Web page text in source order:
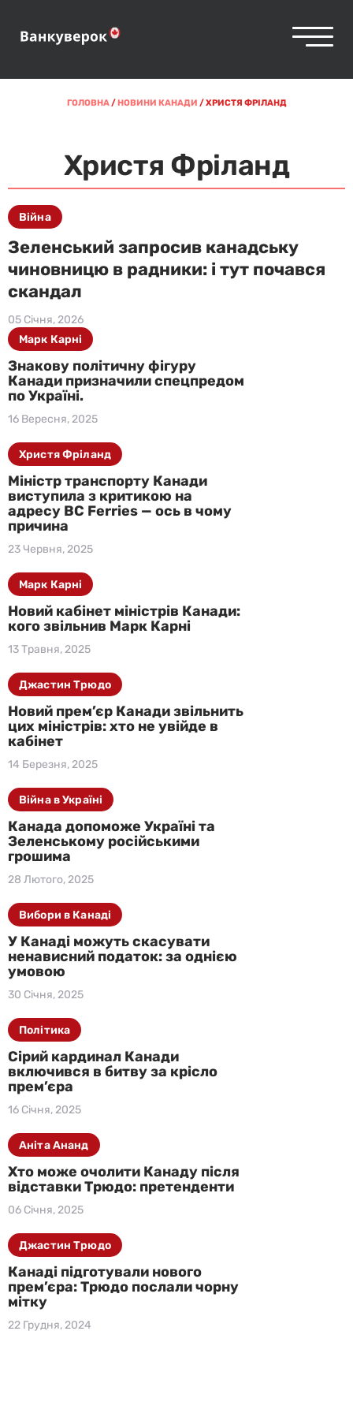
ГОЛОВНА/НОВИНИ КАНАДИ /ХРИСТЯ ФРІЛАНД
Христя Фріланд
Зеленський запросив канадську
чиновницю в радники: і тут почався
скандал
05 Січня, 2026
Війна
Знакову політичну фігуру
Канади призначили спецпредом
по Україні.
16 Вересня, 2025
Марк Карні
Міністр транспорту Канади
виступила з критикою на
адресу BC Ferries — ось в чому
причина
23 Червня, 2025
Христя Фріланд
Новий кабінет міністрів Канади:
кого звільнив Марк Карні
13 Травня, 2025
Марк Карні
Новий прем’єр Канади звільнить
цих міністрів: хто не увійде в
кабінет
14 Березня, 2025
Джастин Трюдо
Канада допоможе Україні та
Зеленському російськими
грошима
28 Лютого, 2025
Війна в Україні
У Канаді можуть скасувати
ненависний податок: за однією
умовою
30 Січня, 2025
Вибори в Канаді
Сірий кардинал Канади
включився в битву за крісло
прем’єра
16 Січня, 2025
Політика
Хто може очолити Канаду після
відставки Трюдо: претенденти
06 Січня, 2025
Аніта Ананд
Канаді підготували нового
прем’єра: Трюдо послали чорну
мітку
22 Грудня, 2024
Джастин Трюдо